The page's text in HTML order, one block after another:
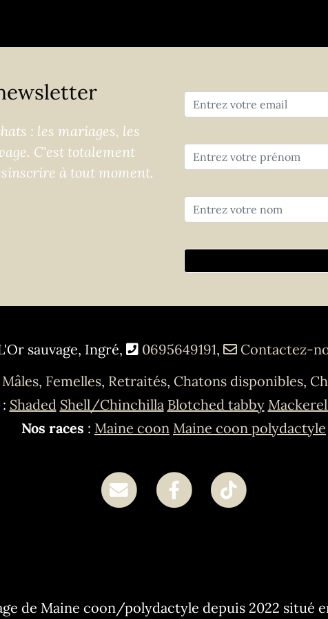
: les mariages, les
C'est totalement
à tout moment.
sauvage, Ingré, 0695649191,
Contactez-
Mâles, Femelles, Retraités, Chatons disponibles,
: Shaded Shell/Chinchilla Blotched tabby
Nos races : Maine coon Maine coon polydactyle
de Maine coon/polydactyle depuis 2022 situé